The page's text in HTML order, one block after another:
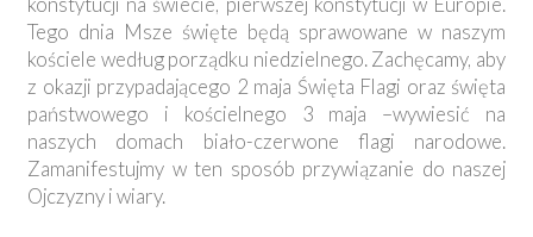
Tego dnia Msze święte będą sprawowane w naszym
kościele według porządku niedzielnego. Zachęcamy, aby
z okazji przypadającego 2 maja Święta Flagi oraz święta
państwowego i kościelnego 3 maja –wywiesić na
naszych domach biało-czerwone flagi narodowe.
Zamanifestujmy w ten sposób przywiązanie do naszej
Ojczyzny i wiary.